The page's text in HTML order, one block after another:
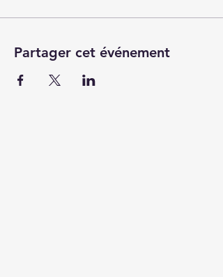
Partager cet événement